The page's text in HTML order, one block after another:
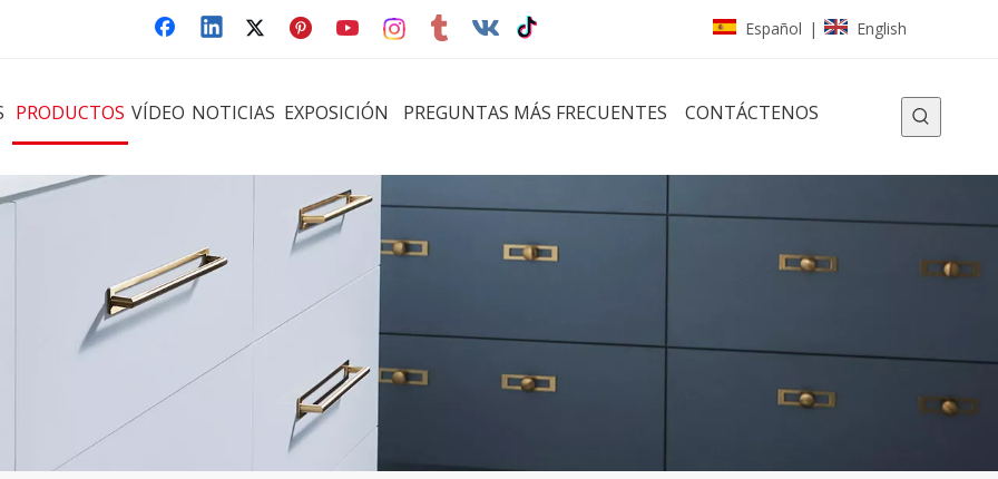
Español | English
PRODUCTOS VÍDEO NOTICIAS EXPOSICIÓN PREGUNTAS MÁS FRECUENTES CONTÁCTENOS